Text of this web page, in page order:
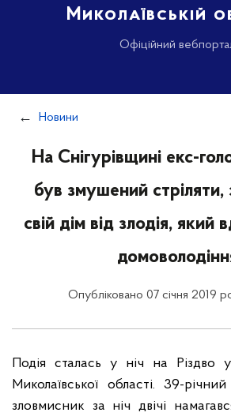
Миколаївській
Офіційний
Новини
На Снігурівщині екс-
був змушений
свій дім від злодія, який
Опубліковано 07 січня 2019
Подія сталась у ніч на Різдво у
Миколаївської області. 39-
зловмисник за ніч двічі